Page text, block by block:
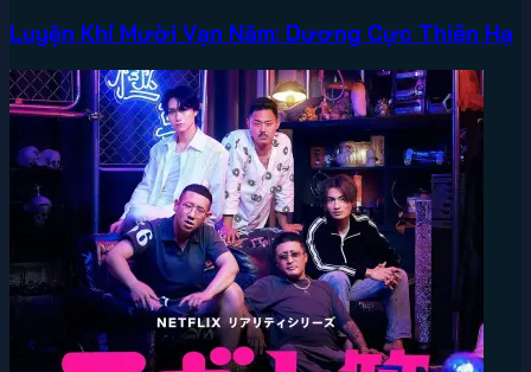
Luyện Khí Mười Vạn Năm: Dương Cực Thiên Hạ